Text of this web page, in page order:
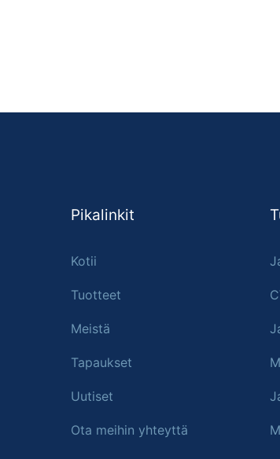
Pikalinkit
Kotii
Tuotteet
Meistä
Tapaukset
Uutiset
Ota meihin yhteyttä